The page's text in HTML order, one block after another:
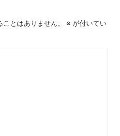
とはありません。 ※ が付いてい